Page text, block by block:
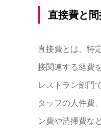
直接費と
直接費とは、特
接関連する経費
レストラン部門
タッフの人件費
ン費や清掃費な